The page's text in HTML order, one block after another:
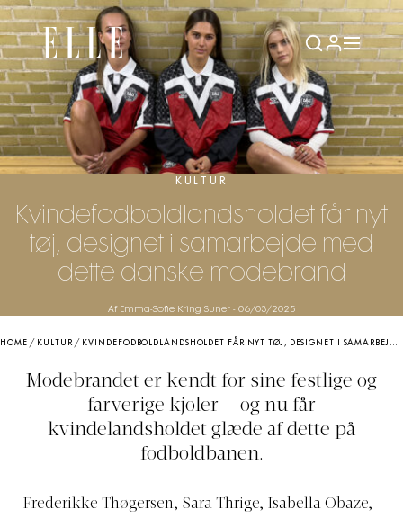
KULTUR
Kvindefodboldlandsholdet får nyt
tøj, designet i samarbejde med
dette danske modebrand
Af Emma-Sofie Kring Suner- 06/03/2025
HOME / KULTUR/ KVINDEFODBOLDLANDSHOLDET FÅR NYT TØJ, DESIGNET I SAMARBEJDE MED DETTE DANSKE MODEBRAND
Modebrandet er kendt for sine festlige og
farverige kjoler – og nu får
kvindelandsholdet glæde af dette på
fodboldbanen.
Frederikke Thøgersen, Sara Thrige, Isabella Obaze,